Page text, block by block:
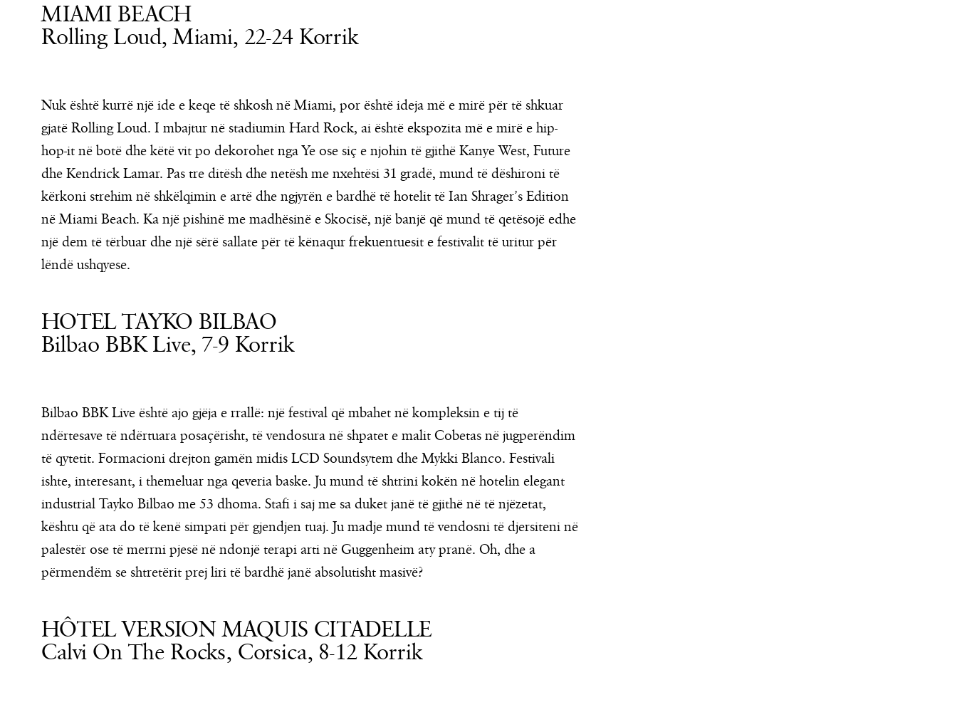
MIAMI BEACH
Rolling Loud, Miami, 22-24 Korrik
Nuk është kurrë një ide e keqe të shkosh në Miami, por është ideja më e mirë për të shkuar
gjatë Rolling Loud. I mbajtur në stadiumin Hard Rock, ai është ekspozita më e mirë e hip-
hop-it në botë dhe këtë vit po dekorohet nga Ye ose siç e njohin të gjithë Kanye West, Future
dhe Kendrick Lamar. Pas tre ditësh dhe netësh me nxehtësi 31 gradë, mund të dëshironi të
kërkoni strehim në shkëlqimin e artë dhe ngjyrën e bardhë të hotelit të Ian Shrager’s Edition
në Miami Beach. Ka një pishinë me madhësinë e Skocisë, një banjë që mund të qetësojë edhe
një dem të tërbuar dhe një sërë sallate për të kënaqur frekuentuesit e festivalit të uritur për
lëndë ushqyese.
HOTEL TAYKO BILBAO
Bilbao BBK Live, 7-9 Korrik
Bilbao BBK Live është ajo gjëja e rrallë: një festival që mbahet në kompleksin e tij të
ndërtesave të ndërtuara posaçërisht, të vendosura në shpatet e malit Cobetas në jugperëndim
të qytetit. Formacioni drejton gamën midis LCD Soundsytem dhe Mykki Blanco. Festivali
ishte, interesant, i themeluar nga qeveria baske. Ju mund të shtrini kokën në hotelin elegant
industrial Tayko Bilbao me 53 dhoma. Stafi i saj me sa duket janë të gjithë në të njëzetat,
kështu që ata do të kenë simpati për gjendjen tuaj. Ju madje mund të vendosni të djersiteni në
palestër ose të merrni pjesë në ndonjë terapi arti në Guggenheim aty pranë. Oh, dhe a
përmendëm se shtretërit prej liri të bardhë janë absolutisht masivë?
HÔTEL VERSION MAQUIS CITADELLE
Calvi On The Rocks, Corsica, 8-12 Korrik